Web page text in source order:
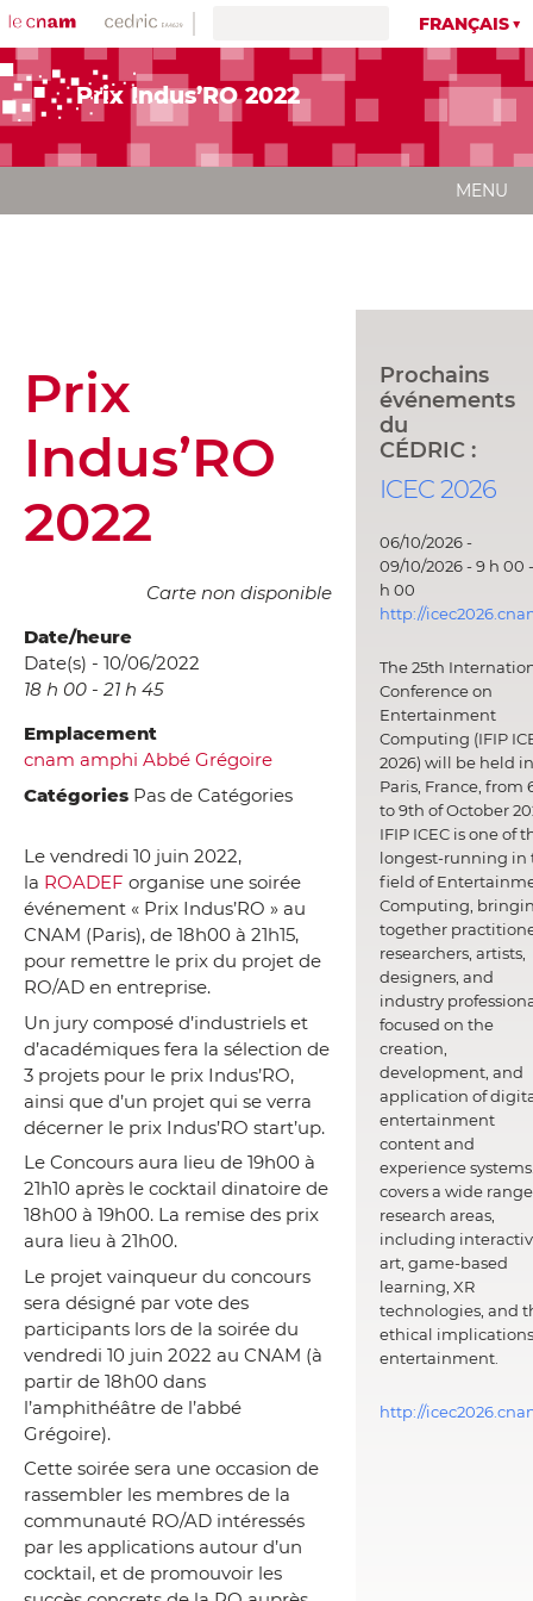
FRANÇAIS
Prix Indus’RO 2022
MENU
Prix
Indus’RO
2022
Carte non disponible
Date/heure
Date(s) - 10/06/2022
18 h 00 - 21 h 45
Emplacement
cnam amphi Abbé Grégoire
Catégories Pas de Catégories
Le vendredi 10 juin 2022,
la ROADEF organise une soirée
événement « Prix Indus’RO » au
CNAM (Paris), de 18h00 à 21h15,
pour remettre le prix du projet de
RO/AD en entreprise.
Un jury composé d’industriels et
d’académiques fera la sélection de
3 projets pour le prix Indus’RO,
ainsi que d’un projet qui se verra
décerner le prix Indus’RO start’up.
Le Concours aura lieu de 19h00 à
21h10 après le cocktail dinatoire de
18h00 à 19h00. La remise des prix
aura lieu à 21h00.
Le projet vainqueur du concours
sera désigné par vote des
participants lors de la soirée du
vendredi 10 juin 2022 au CNAM (à
partir de 18h00 dans
l’amphithéâtre de l’abbé
Grégoire).
Cette soirée sera une occasion de
rassembler les membres de la
communauté RO/AD intéressés
par les applications autour d’un
cocktail, et de promouvoir les
Prochains
événements
du
CÉDRIC :
ICEC 2026
06/10/2026 -
09/10/2026 - 9 h 00
h 00
http://
The 25th
Conference on
Entertainment
Computing (IFIP
2026) will be held in
Paris, France, from
to 9th of October
IFIP ICEC is one of
longest-running in
field of
Computing,
together
researchers, artists,
designers, and
industry
focused on the
creation,
development, and
application of
entertainment
content and
experience
covers a wide
research areas,
including
art, game-based
learning, XR
technologies, and
ethical
entertainment.
http://